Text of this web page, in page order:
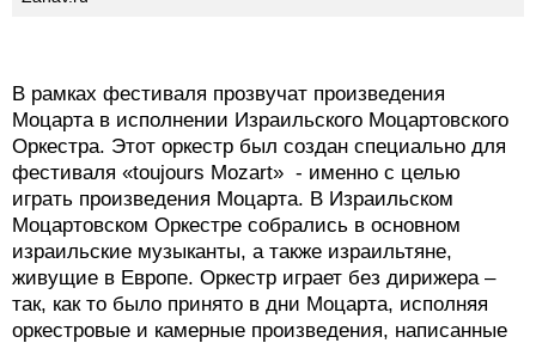
В рамках фестиваля прозвучат произведения
Моцарта в исполнении Израильского Моцартовского
Оркестра. Этот оркестр был создан специально для
фестиваля «toujours Mozart» - именно с целью
играть произведения Моцарта. В Израильском
Моцартовском Оркестре собрались в основном
израильские музыканты, а также израильтяне,
живущие в Европе. Оркестр играет без дирижера –
так, как то было принято в дни Моцарта, исполняя
оркестровые и камерные произведения, написанные